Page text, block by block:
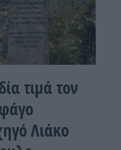
τιμά τον
Λιάκο